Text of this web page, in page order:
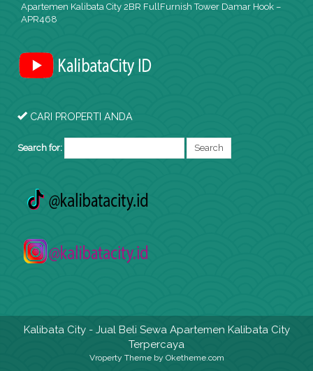
Apartemen Kalibata City 2BR FullFurnish Tower Damar Hook –
APR468
CARI PROPERTI ANDA
Search for:
Kalibata City- Jual Beli Sewa Apartemen Kalibata City
Terpercaya
Vroperty Themeby Oketheme.com